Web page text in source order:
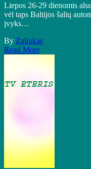
Liepos 26-29 dienomis
vėl taps Baltijos šalių
įvyks…
By Zaliukas
Read More